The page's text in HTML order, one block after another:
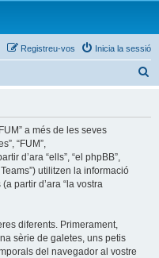
Inicia la sessió
Registreu-vos
a més de les seves
“FUM”,
d’ara “ells”, “el phpBB”,
utilitzen la informació
partir d’ara “la vostra
diferents. Primerament,
sèrie de galetes, uns petis
del navegador al vostre